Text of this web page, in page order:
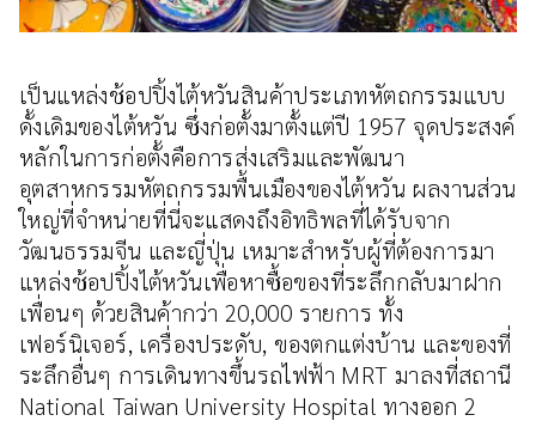
เป็นแหล่งช้อปปิ้งไต้หวันสินค้าประเภทหัตถกรรมแบบ
ดั้งเดิมของไต้หวัน ซึ่งก่อตั้งมาตั้งแต่ปี 1957 จุดประสงค์
หลักในการก่อตั้งคือการส่งเสริมและพัฒนา
อุตสาหกรรมหัตถกรรมพื้นเมืองของไต้หวัน ผลงานส่วน
ใหญ่ที่จำหน่ายที่นี่จะแสดงถึงอิทธิพลที่ได้รับจาก
วัฒนธรรมจีน และญี่ปุ่น เหมาะสำหรับผู้ที่ต้องการมา
แหล่งช้อปปิ้งไต้หวันเพื่อหาซื้อของที่ระลึกกลับมาฝาก
เพื่อนๆ ด้วยสินค้ากว่า 20,000 รายการ ทั้ง
เฟอร์นิเจอร์, เครื่องประดับ, ของตกแต่งบ้าน และของที่
ระลึกอื่นๆ การเดินทางขึ้นรถไฟฟ้า MRT มาลงที่สถานี
National Taiwan University Hospital ทางออก 2